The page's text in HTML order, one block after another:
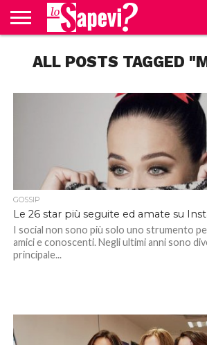
BENESSERE
GOSSIP
PRODOTTI
AMAZON
NEWS
CASA E
CUCINA
ALL POSTS TAGGED
GOSSIP
Le 26 star più seguite ed amate su
I social non sono più solo uno strumento
amici e conoscenti. Negli ultimi anni sono
principale...